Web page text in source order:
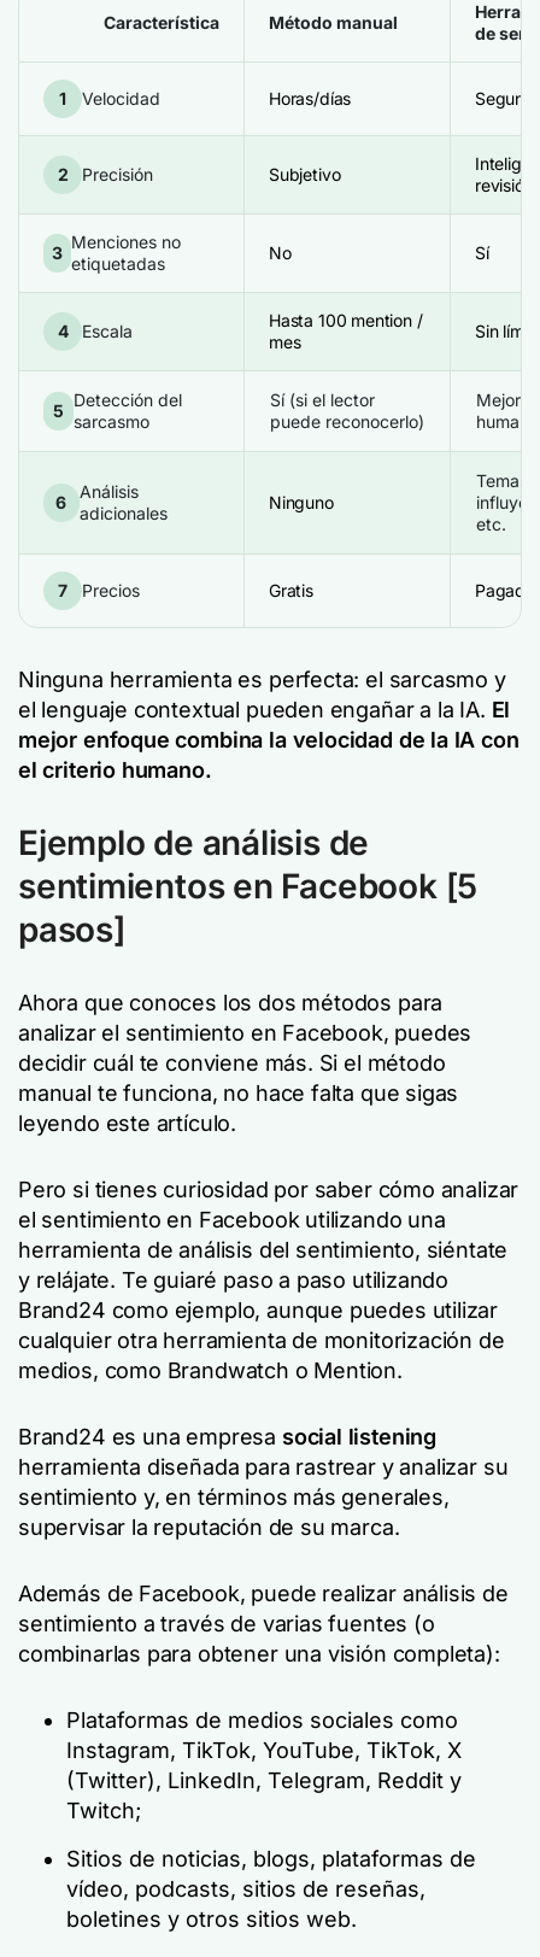
Característica Método manual
de
1 Velocidad Horas/días
2 Precisión Subjetivo
revisión
3
Menciones no
etiquetadas
No Sí
4 Escala
Hasta 100 mention /
mes
Sin
5
Detección del
sarcasmo
Sí (si el lector
puede reconocerlo)
humana
6
Análisis
adicionales
Ninguno
Temas,
etc.
7 Precios Gratis Pagado
Ninguna herramienta es perfecta: el sarcasmo y
el lenguaje contextual pueden engañar a la IA. El
mejor enfoque combina la velocidad de la IA con
el criterio humano.
Ejemplo de análisis de
sentimientos en Facebook[5
pasos]
Ahora que conoces los dos métodos para
analizar el sentimiento en Facebook, puedes
decidir cuál te conviene más. Si el método
manual te funciona, no hace falta que sigas
leyendo este artículo.
Pero si tienes curiosidad por saber cómo analizar
el sentimiento en Facebook utilizando una
herramienta de análisis del sentimiento, siéntate
y relájate. Te guiaré paso a paso utilizando
Brand24 como ejemplo, aunque puedes utilizar
cualquier otra herramienta de monitorización de
medios, como Brandwatch o Mention.
Brand24 es una empresa social listening
herramienta diseñada para rastrear y analizar su
sentimiento y, en términos más generales,
supervisar la reputación de su marca.
Además de Facebook, puede realizar análisis de
sentimiento a través de varias fuentes (o
combinarlas para obtener una visión completa):
Plataformas de medios sociales como
Instagram, TikTok, YouTube, TikTok, X
(Twitter), LinkedIn, Telegram, Reddit y
Twitch;
Sitios de noticias, blogs, plataformas de
vídeo, podcasts, sitios de reseñas,
boletines y otros sitios web.